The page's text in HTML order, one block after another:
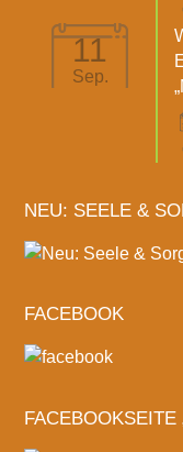
11
Sep.
NEU: SEELE &
FACEBOOK
FACEBOOKSEITE